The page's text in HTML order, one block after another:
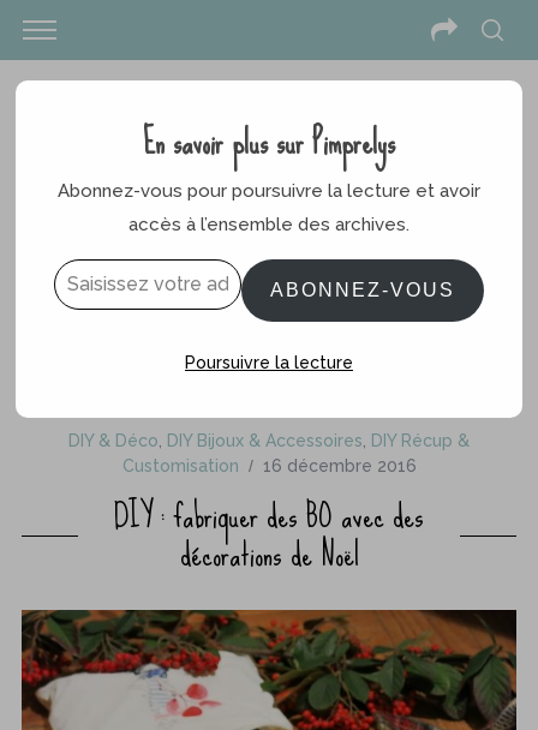
DIY & Déco DIY Bijoux & Accessoires
DIY Récup &
Customisation
16 décembre 2016
DIY : fabriquer des BO avec des
décorations de Noël
En savoir plus sur Pimprelys
Abonnez-vous pour poursuivre la lecture et avoir
accès à l’ensemble des archives.
ABONNEZ-VOUS
Poursuivre la lecture